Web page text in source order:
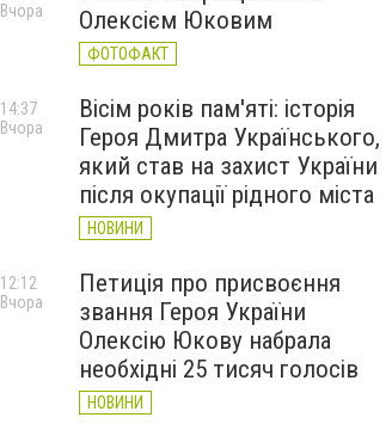
Олексієм Юковим
ФОТОФАКТ
Вчора
Вісім років пам'яті: історія
Героя Дмитра Українського,
який став на захист України
після окупації рідного міста
НОВИНИ
14:37
Вчора
Петиція про присвоєння
звання Героя України
Олексію Юкову набрала
необхідні 25 тисяч голосів
НОВИНИ
12:12
Вчора